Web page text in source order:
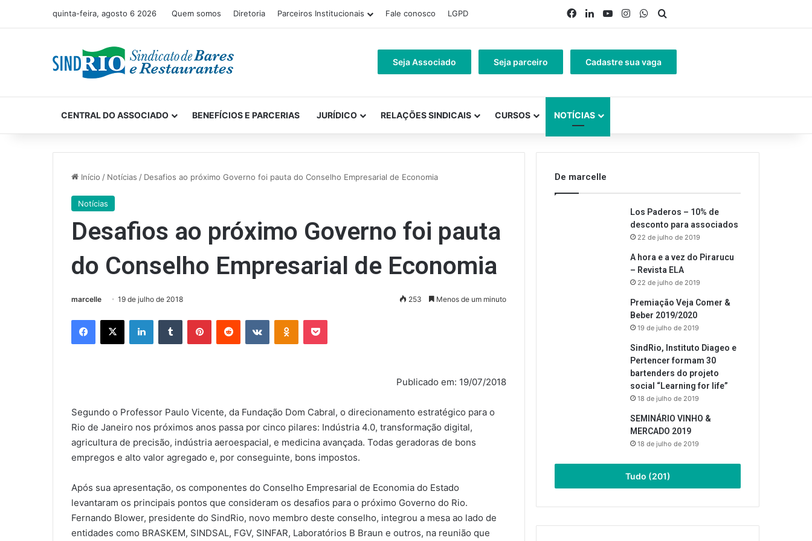
quinta-feira, agosto 6 2026 Quem somos Diretoria Parceiros Institucionais Fale conosco LGPD Facebook
LinkedinYouTubeInstagramWhatsApp
Seja Associado Seja parceiro Cadastre sua vaga
CENTRAL DO ASSOCIADO BENEFÍCIOS E PARCERIAS JURÍDICO RELAÇÕES SINDICAIS CURSOS NOTÍCIAS
Início / Notícias / Desafios ao próximo Governo foi pauta do Conselho Empresarial de Economia
Notícias
Desafios ao próximo Governo foi pauta
do Conselho Empresarial de Economia
marcelle 19 de julho de 2018 253 Menos de um minuto
Facebook
X LinkedinTumblr PinterestReddit VK OK Pocket
Publicado em: 19/07/2018
Segundo o Professor Paulo Vicente, da Fundação Dom Cabral, o direcionamento estratégico para o
Rio de Janeiro nos próximos anos passa por cinco pilares: Indústria 4.0, transformação digital,
agricultura de precisão, indústria aeroespacial, e medicina avançada. Todas geradoras de bons
empregos e alto valor agregado e, por conseguinte, bons impostos.
Após sua apresentação, os componentes do Conselho Empresarial de Economia do Estado
levantaram os principais pontos que consideram os desafios para o próximo Governo do Rio.
Fernando Blower, presidente do SindRio, novo membro deste conselho, integrou a mesa ao lado de
entidades como BRASKEM, SINDSAL, FGV, SINFAR, Laboratórios B Braun e outros, na reunião que
De marcelle
Los Paderos – 10% de
desconto para associados
22 de julho de 2019
A hora e a vez do Pirarucu
– Revista ELA
22 de julho de 2019
Premiação Veja Comer &
Beber 2019/2020
19 de julho de 2019
SindRio, Instituto Diageo e
Pertencer formam 30
bartenders do projeto
social “Learning for life”
18 de julho de 2019
SEMINÁRIO VINHO &
MERCADO 2019
18 de julho de 2019
Tudo (201)